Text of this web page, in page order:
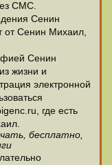
СМС.
Сенин
от Сенин Михаил,
Сенин
жизни и
электронной
где есть
бесплатно,